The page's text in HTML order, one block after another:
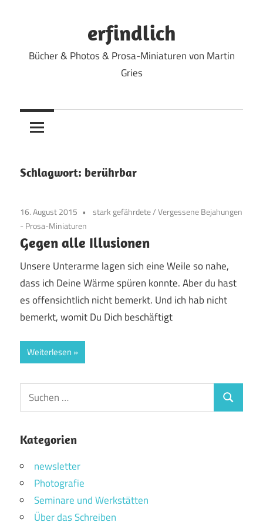
erfindlich
Bücher & Photos & Prosa-Miniaturen von Martin
Gries
Schlagwort: berührbar
16. August 2015 stark gefährdete/Vergessene Bejahungen
- Prosa-Miniaturen
Gegen alle Illusionen
Unsere Unterarme lagen sich eine Weile so nahe,
dass ich Deine Wärme spüren konnte. Aber du hast
es offensichtlich nicht bemerkt. Und ich hab nicht
bemerkt, womit Du Dich beschäftigt
Weiterlesen
Suchen
nach:
Suchen
Kategorien
newsletter
Photografie
Seminare und Werkstätten
Über das Schreiben